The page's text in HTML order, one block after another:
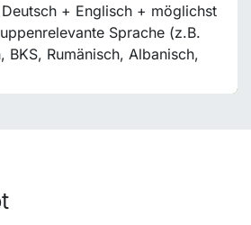
+ Englisch + möglichst
Sprache (z.B.
BKS, Rumänisch, Albanisch,